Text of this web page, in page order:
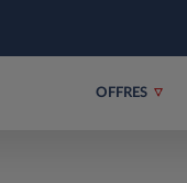
OFFRES